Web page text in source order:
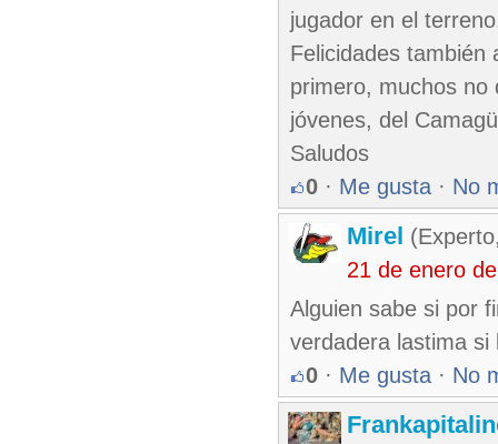
jugador en el
Felicidades también
primero, muchos no
jóvenes, del
Saludos
0 · Me gusta · No
Mirel
21 de enero
Alguien sabe si por
verdadera lastima
0 · Me gusta · No